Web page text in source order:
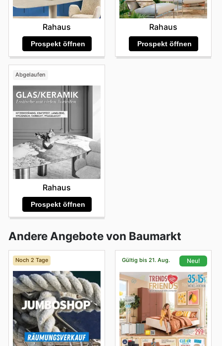
Rahaus
Prospekt öffnen
Rahaus
Prospekt öffnen
Abgelaufen
Rahaus
Prospekt öffnen
Andere Angebote von Baumarkt
Noch 2 Tage Gültig bis 21. Aug. Neu!